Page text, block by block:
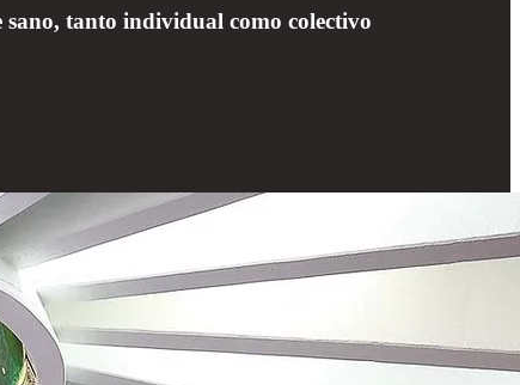
tanto individual como colectivo